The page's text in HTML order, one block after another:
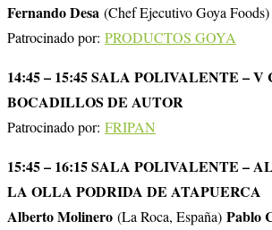
Fernando Desa (Chef Ejecutivo Goya Foods)
Patrocinado por: PRODUCTOS GOYA
14:45 – 15:45 SALA POLIVALENTE – V
BOCADILLOS DE AUTOR
Patrocinado por: FRIPAN
15:45 – 16:15 SALA POLIVALENTE –
LA OLLA PODRIDA DE ATAPUERCA
Alberto Molinero (La Roca, España) Pablo